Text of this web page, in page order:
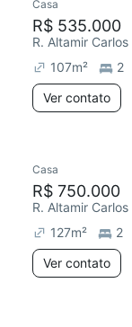
Casa
R$ 535.000
R. Altamir
107m² 2
Ver contato
Casa
R$ 750.000
R. Altamir
127m² 2
Ver contato